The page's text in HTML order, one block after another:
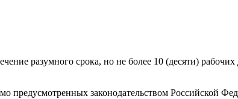
разумного срока, но не более 10 (десяти)
предусмотренных законодательством Российской